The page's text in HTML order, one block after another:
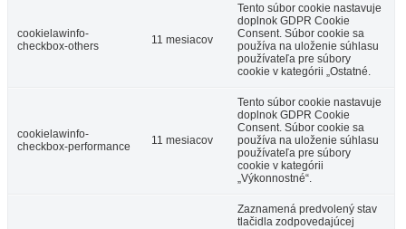
cookielawinfo-
checkbox-others
11 mesiacov
Tento súbor cookie nastavuje
doplnok GDPR Cookie
Consent. Súbor cookie sa
používa na uloženie súhlasu
používateľa pre súbory
cookie v kategórii „Ostatné.
cookielawinfo-
checkbox-performance
11 mesiacov
Tento súbor cookie nastavuje
doplnok GDPR Cookie
Consent. Súbor cookie sa
používa na uloženie súhlasu
používateľa pre súbory
cookie v kategórii
„Výkonnostné“.
Zaznamená predvolený stav
tlačidla zodpovedajúcej